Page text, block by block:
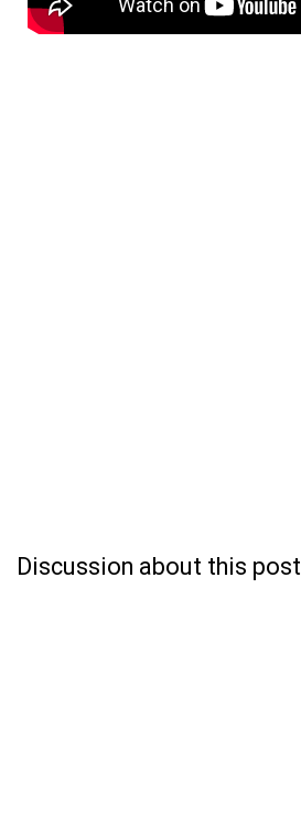
Discussion about this post